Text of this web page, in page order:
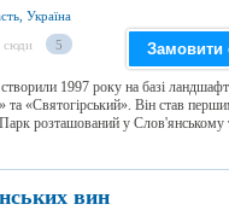
Україна
сюди 5 Замовити
1997 року на базі
«Святогірський». Він став
розташований у Слов'янському
вин